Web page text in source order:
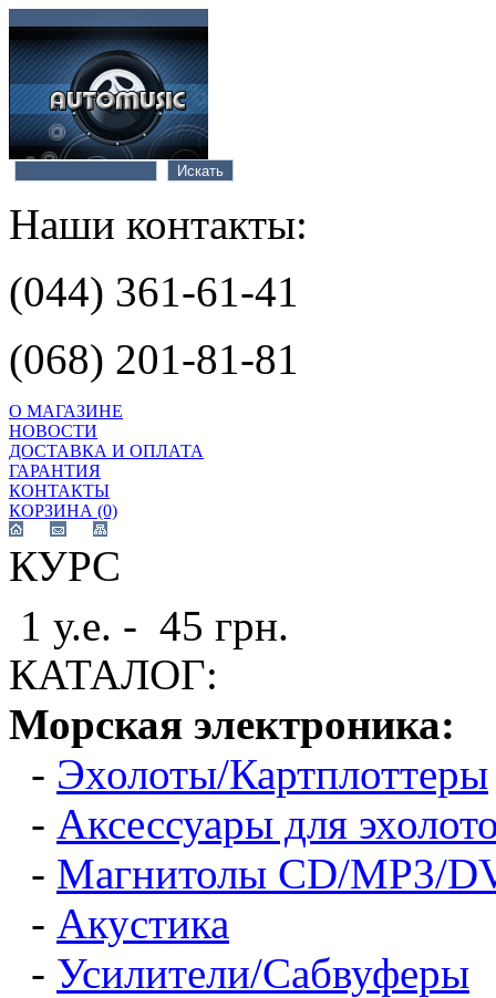
Наши контакты:
(044) 361-61-41
(068) 201-81-81
О МАГАЗИНЕ
НОВОСТИ
ДОСТАВКА И ОПЛАТА
ГАРАНТИЯ
КОНТАКТЫ
КОРЗИНА (0)
КУРС
1 у.е. - 45 грн.
КАТАЛОГ:
Морская электроника:
- Эхолоты/Картплоттеры
- Аксессуары для
- Магнитолы CD/MP3/
- Акустика
- Усилители/Сабвуферы